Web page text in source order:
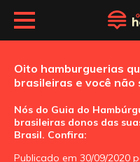
Oito hamburguerias
brasileiras e você não
Nós do Guia do
brasileiras donos das
Brasil. Confira:
Publicado em 30/09/2020